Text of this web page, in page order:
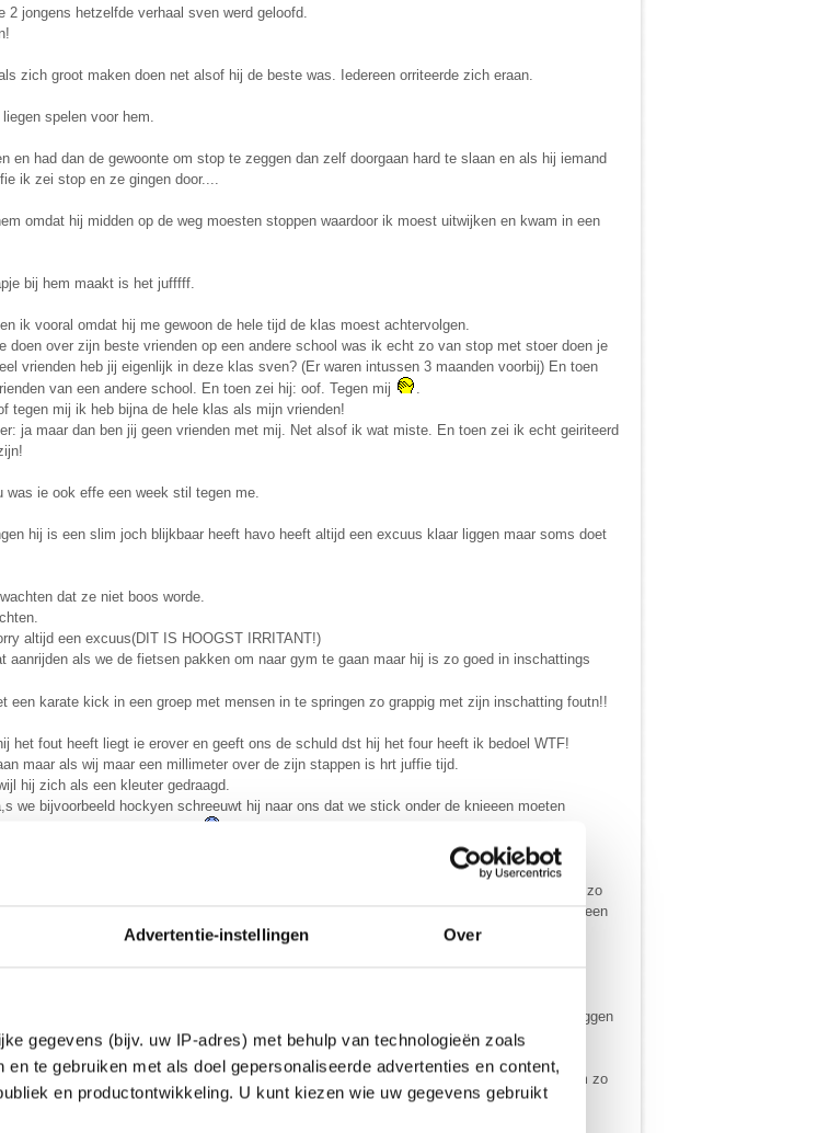
Advertentie-instellingen Over
gegevens (bijv. uw IP-adres) met behulp van technologieën zoals
te gebruiken met als doel gepersonaliseerde advertenties en content,
en productontwikkeling. U kunt kiezen wie uw gegevens gebruikt
2 jongens hetzelfde verhaal sven werd geloofd.
zich groot maken doen net alsof hij de beste was. Iedereen orriteerde zich eraan.
spelen voor hem.
en had dan de gewoonte om stop te zeggen dan zelf doorgaan hard te slaan en als hij iemand
ik zei stop en ze gingen door....
omdat hij midden op de weg moesten stoppen waardoor ik moest uitwijken en kwam in een
bij hem maakt is het jufffff.
ik vooral omdat hij me gewoon de hele tijd de klas moest achtervolgen.
doen over zijn beste vrienden op een andere school was ik echt zo van stop met stoer doen je
vrienden heb jij eigenlijk in deze klas sven? (Er waren intussen 3 maanden voorbij) En toen
van een andere school. En toen zei hij: oof. Tegen mij
.
tegen mij ik heb bijna de hele klas als mijn vrienden!
ja maar dan ben jij geen vrienden met mij. Net alsof ik wat miste. En toen zei ik echt geiriteerd
was ie ook effe een week stil tegen me.
hij is een slim joch blijkbaar heeft havo heeft altijd een excuus klaar liggen maar soms doet
dat ze niet boos worde.
altijd een excuus(DIT IS HOOGST IRRITANT!)
aanrijden als we de fietsen pakken om naar gym te gaan maar hij is zo goed in inschattings
een karate kick in een groep met mensen in te springen zo grappig met zijn inschatting foutn!!
het fout heeft liegt ie erover en geeft ons de schuld dst hij het four heeft ik bedoel WTF!
maar als wij maar een millimeter over de zijn stappen is hrt juffie tijd.
hij zich als een kleuter gedraagd.
we bijvoorbeeld hockyen schreeuwt hij naar ons dat we stick onder de knieeen moeten
vriendin een goede vriendin een vriendin een vriend en het nieuwe meisje heeft ie dus zo
beste vriendin voor me gesprongen omdat hij andrrs mijn hoofd zou raken en nu heeft ze een
hem niet mogen( we zeggen het op een aardige manier) gaat ie ons uitschelden en zeggen
ie dan de hele tijd kon ik toch niet weten.
doen maar de meeste (bijna allemaal) zijn actie reactie iedereen houd zich in zou hem zo